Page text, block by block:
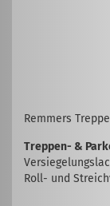
Remmers
Treppen- &
Roll- und